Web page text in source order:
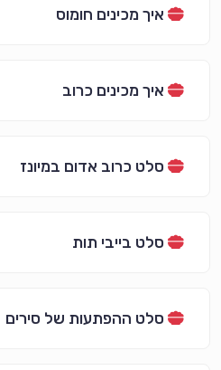
איך מכינים חומוס
איך מכינים כרוב
סלט כרוב אדום במיונז
סלט בייבי תות
סלט ההפתעות של סירים